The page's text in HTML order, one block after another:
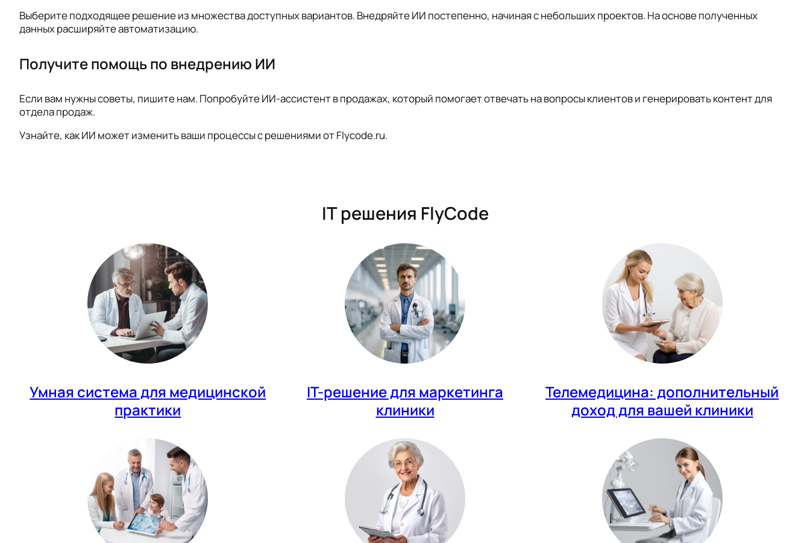
Выберите подходящее решение из множества доступных вариантов. Внедряйте ИИ постепенно, начиная с небольших проектов. На основе полученных
данных расширяйте автоматизацию.
Получите помощь по внедрению ИИ
Если вам нужны советы, пишите нам. Попробуйте ИИ-ассистент в продажах, который помогает отвечать на вопросы клиентов и генерировать контент для
отдела продаж.
Узнайте, как ИИ может изменить ваши процессы с решениями от Flycode.ru.
IT решения FlyCode
Умная система для медицинской
практики
IT-решение для маркетинга
клиники
Телемедицина: дополнительный
доход для вашей клиники